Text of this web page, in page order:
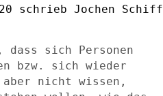
dass sich Personen
bzw. sich wieder
aber nicht wissen,